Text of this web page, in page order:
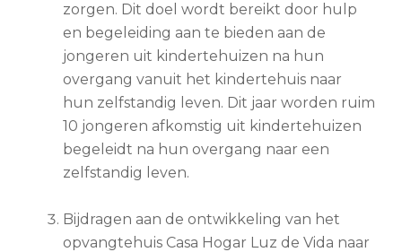
zorgen. Dit doel wordt bereikt door hulp
en begeleiding aan te bieden aan de
jongeren uit kindertehuizen na hun
overgang vanuit het kindertehuis naar
hun zelfstandig leven. Dit jaar worden ruim
10 jongeren afkomstig uit kindertehuizen
begeleidt na hun overgang naar een
zelfstandig leven.
Bijdragen aan de ontwikkeling van het
opvangtehuis Casa Hogar Luz de Vida naar